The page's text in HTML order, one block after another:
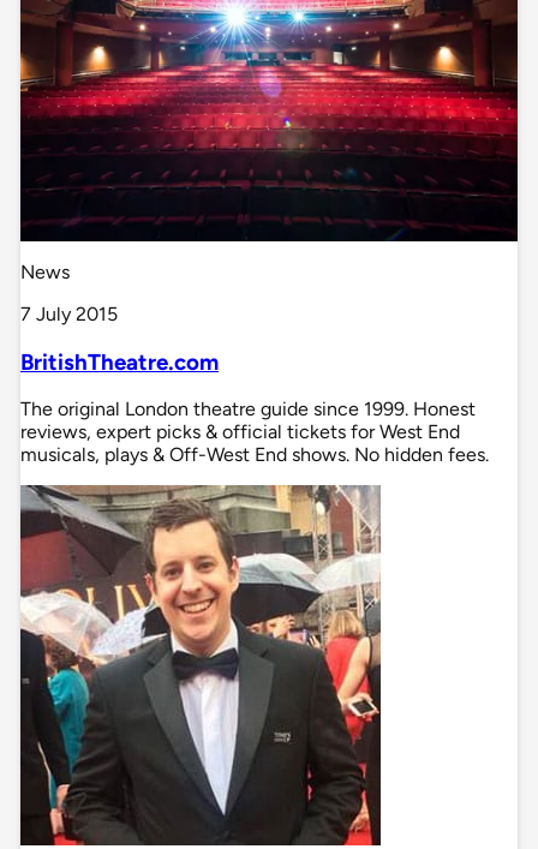
News
7 July 2015
BritishTheatre.com
The original London theatre guide since 1999. Honest
reviews, expert picks & official tickets for West End
musicals, plays & Off-West End shows. No hidden fees.